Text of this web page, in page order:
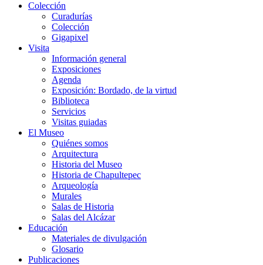
Colección
Curadurías
Colección
Gigapixel
Visita
Información general
Exposiciones
Agenda
Exposición: Bordado, de la virtud
Biblioteca
Servicios
Visitas guiadas
El Museo
Quiénes somos
Arquitectura
Historia del Museo
Historia de Chapultepec
Arqueología
Murales
Salas de Historia
Salas del Alcázar
Educación
Materiales de divulgación
Glosario
Publicaciones